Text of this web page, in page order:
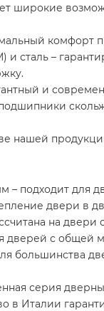
широкие
комфорт
сталь –
и
нашей
– подходит для
двери в
на
дверей с общей
большинства
серия
в Италии